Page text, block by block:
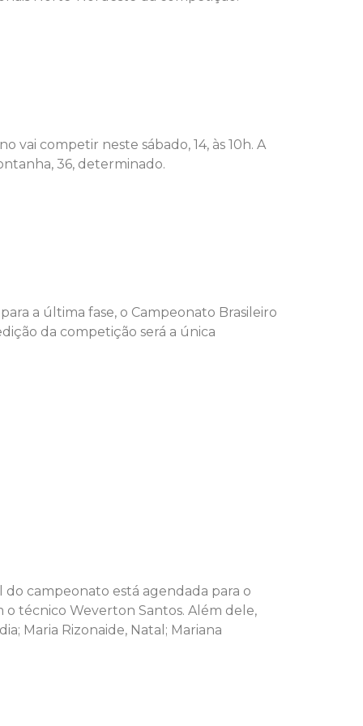
vai competir neste sábado, 14, às 10h. A
36, determinado.
a última fase, o Campeonato Brasileiro
da competição será a única
do campeonato está agendada para o
técnico Weverton Santos. Além dele,
Maria Rizonaide, Natal; Mariana